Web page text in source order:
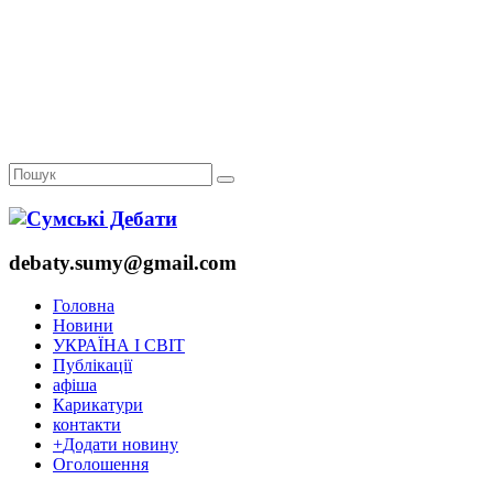
debaty.sumy@gmail.com
Головна
Новини
УКРАЇНА І СВІТ
Публікації
афіша
Карикатури
контакти
+Додати новину
Оголошення